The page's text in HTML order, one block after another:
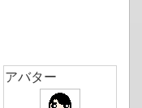
アバター